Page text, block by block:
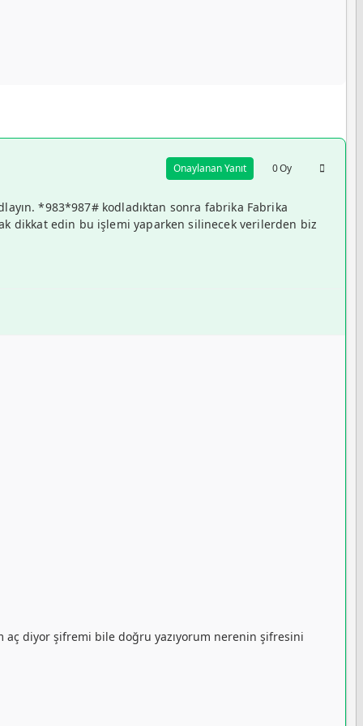
Onaylanan Yanıt 0Oy
*983*987# kodladıktan sonra fabrika Fabrika
dikkat edin bu işlemi yaparken silinecek verilerden biz
aç diyor şifremi bile doğru yazıyorum nerenin şifresini